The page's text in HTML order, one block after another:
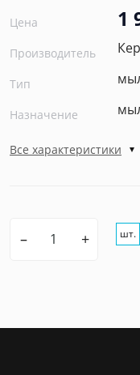
Цена 1
Производитель
Тип
Назначение
Все характеристики
– + шт.